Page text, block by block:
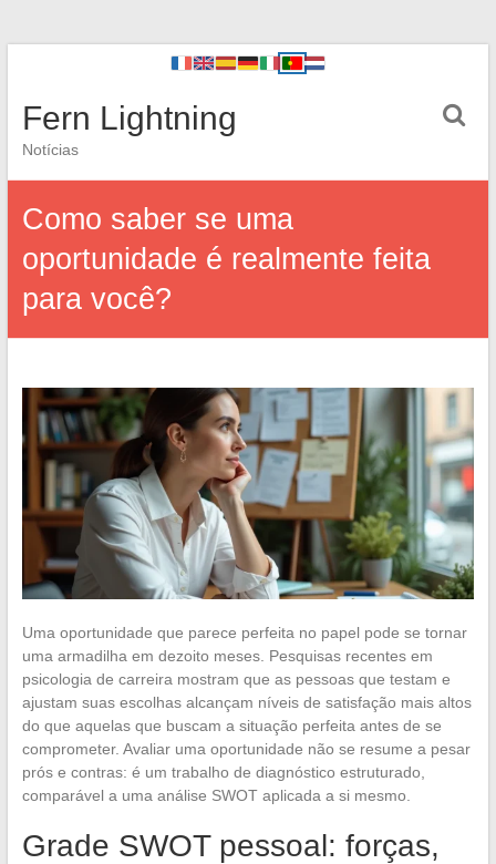
Fern Lightning
Notícias
Como saber se uma
oportunidade é realmente feita
para você?
Uma oportunidade que parece perfeita no papel pode se tornar
uma armadilha em dezoito meses. Pesquisas recentes em
psicologia de carreira mostram que as pessoas que testam e
ajustam suas escolhas alcançam níveis de satisfação mais altos
do que aquelas que buscam a situação perfeita antes de se
comprometer. Avaliar uma oportunidade não se resume a pesar
prós e contras: é um trabalho de diagnóstico estruturado,
comparável a uma análise SWOT aplicada a si mesmo.
Grade SWOT pessoal: forças,